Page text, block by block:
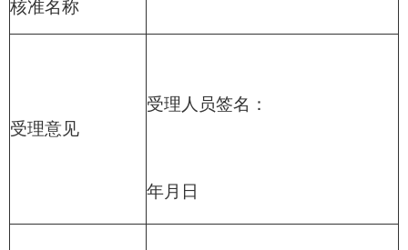
核准名称
受理意见
受理人员签名：
年月 日